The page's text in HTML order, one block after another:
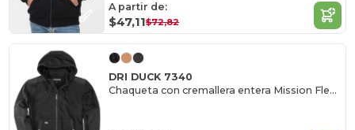
A partir de:
$47,11$72,82
DRI DUCK 7340
Chaqueta con cremallera entera Mission Fleece Pro